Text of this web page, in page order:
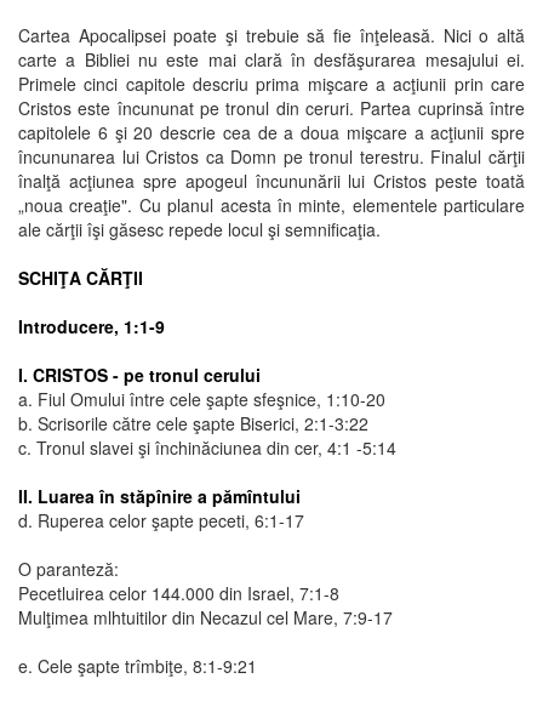
Cartea Apocalipsei poate şi trebuie să fie înţeleasă. Nici o altă
carte a Bibliei nu este mai clară în desfăşurarea mesajului ei.
Primele cinci capitole descriu prima mişcare a acţiunii prin care
Cristos este încununat pe tronul din ceruri. Partea cuprinsă între
capitolele 6 şi 20 descrie cea de a doua mişcare a acţiunii spre
încununarea lui Cristos ca Domn pe tronul terestru. Finalul cărţii
înalţă acţiunea spre apogeul încununării lui Cristos peste toată
„noua creaţie". Cu planul acesta în minte, elementele particulare
ale cărţii îşi găsesc repede locul şi semnificaţia.
SCHIŢA CĂRŢII
Introducere, 1:1-9
I. CRISTOS - pe tronul cerului
a. Fiul Omului între cele şapte sfeşnice, 1:10-20
b. Scrisorile către cele şapte Biserici, 2:1-3:22
c. Tronul slavei şi închinăciunea din cer, 4:1 -5:14
II. Luarea în stăpînire a pămîntului
d. Ruperea celor şapte peceti, 6:1-17
O paranteză:
Pecetluirea celor 144.000 din Israel, 7:1-8
Mulţimea mlhtuitilor din Necazul cel Mare, 7:9-17
e. Cele şapte trîmbiţe, 8:1-9:21